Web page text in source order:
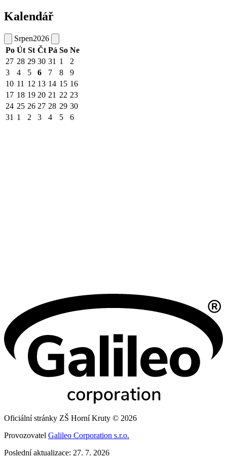
Kalendář
Srpen2026
Po Út St Čt Pá So Ne
27 28 29 30 31 1
2
3
4 5 6 7 8
9
10 11 12 13 14 15 16
17 18 19 20 21 22 23
24 25 26 27 28 29 30
31 1 2 3 4 5 6
Oficiální stránky ZŠ Horní Kruty © 2026
Provozovatel Galileo Corporation s.r.o.
Poslední aktualizace: 27. 7. 2026